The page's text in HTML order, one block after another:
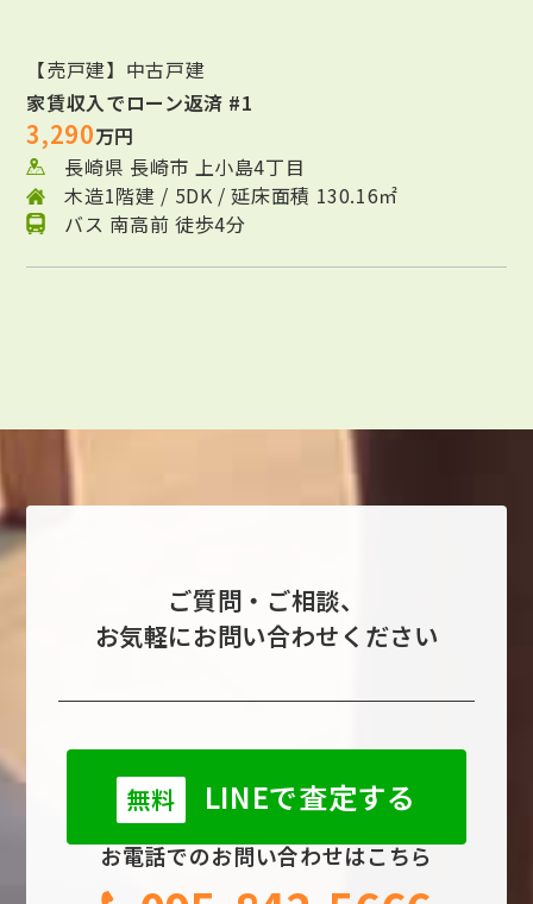
【売戸建】中古戸建
家賃収入でローン返済 #1
3,290万円
長崎県 長崎市 上小島4丁目
木造1階建 / 5DK / 延床面積 130.16㎡
バス 南高前 徒歩4分
ご質問・ご相談、
お気軽にお問い合わせください
無料 LINEで査定する
お電話でのお問い合わせはこちら